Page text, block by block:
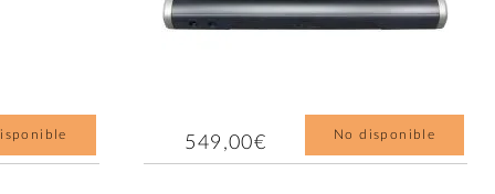
549,00€ No disponible